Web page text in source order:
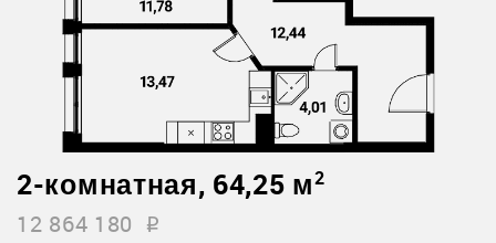
2-комнатная, 64,25 м2
12 864 180 i